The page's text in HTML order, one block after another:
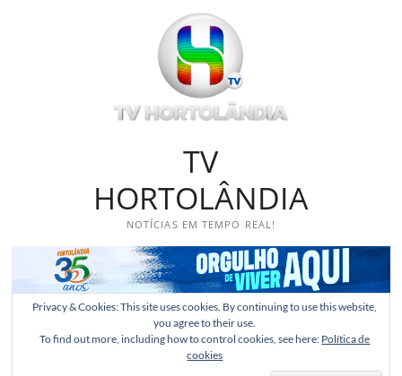
TV
HORTOLÂNDIA
NOTÍCIAS EM TEMPO REAL!
Privacy & Cookies: This site uses cookies. By continuing to use this website,
you agree to their use.
To find out more, including how to control cookies, see here: Política de
cookies